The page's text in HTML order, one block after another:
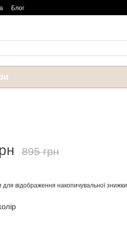
Блог
895 грн
для відображення накопичувальної знижки